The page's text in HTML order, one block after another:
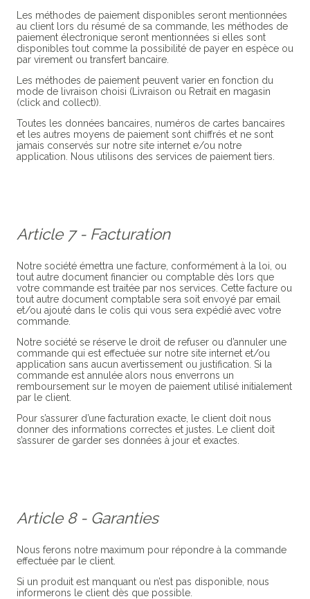
Les méthodes de paiement disponibles seront mentionnées
au client lors du résumé de sa commande, les méthodes de
paiement électronique seront mentionnées si elles sont
disponibles tout comme la possibilité de payer en espèce ou
par virement ou transfert bancaire.
Les méthodes de paiement peuvent varier en fonction du
mode de livraison choisi (Livraison ou Retrait en magasin
(click and collect)).
Toutes les données bancaires, numéros de cartes bancaires
et les autres moyens de paiement sont chiffrés et ne sont
jamais conservés sur notre site internet e/ou notre
application. Nous utilisons des services de paiement tiers.
Article 7 - Facturation
Notre société émettra une facture, conformément à la loi, ou
tout autre document financier ou comptable dès lors que
votre commande est traitée par nos services. Cette facture ou
tout autre document comptable sera soit envoyé par email
et/ou ajouté dans le colis qui vous sera expédié avec votre
commande.
Notre société se réserve le droit de refuser ou d’annuler une
commande qui est effectuée sur notre site internet et/ou
application sans aucun avertissement ou justification. Si la
commande est annulée alors nous enverrons un
remboursement sur le moyen de paiement utilisé initialement
par le client.
Pour s’assurer d’une facturation exacte, le client doit nous
donner des informations correctes et justes. Le client doit
s’assurer de garder ses données à jour et exactes.
Article 8 - Garanties
Nous ferons notre maximum pour répondre à la commande
effectuée par le client.
Si un produit est manquant ou n’est pas disponible, nous
informerons le client dès que possible.